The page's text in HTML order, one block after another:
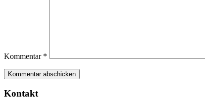
Kommentar *
Kontakt